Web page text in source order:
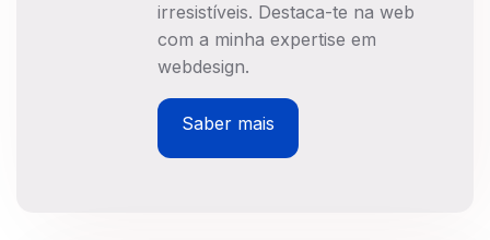
irresistíveis. Destaca-te na web
com a minha expertise em
webdesign.
Saber mais